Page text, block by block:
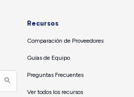
Recursos
Comparación de Proveedores
Guías de Equipo
Preguntas Frecuentes
Ver todos los recursos